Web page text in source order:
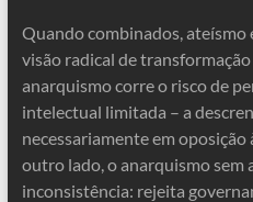
Quando combinados,
visão radical de
anarquismo corre o risco de
intelectual limitada – a
necessariamente em
outro lado, o anarquismo sem
inconsistência: rejeita